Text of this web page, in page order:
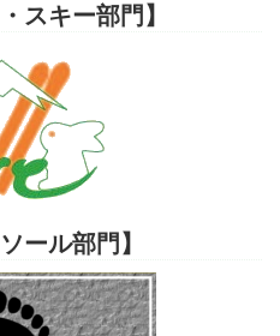
スキー部門】
ール部門】